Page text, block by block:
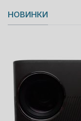
НОВИНКИ